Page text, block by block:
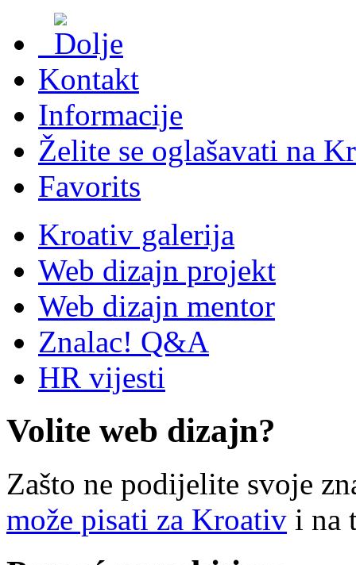
Kontakt
Informacije
Želite se oglašavati na
Favorits
Kroativ galerija
Web dizajn projekt
Web dizajn mentor
Znalac! Q&A
HR vijesti
Volite web dizajn?
Zašto ne podijelite svoje
može pisati za Kroativ i na